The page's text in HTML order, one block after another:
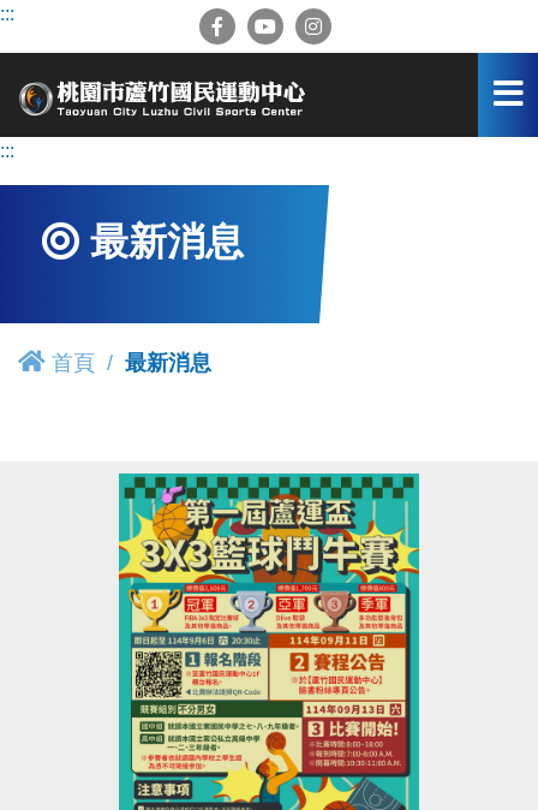
跳
容
:::
:::
最新消息
首頁 最新消息